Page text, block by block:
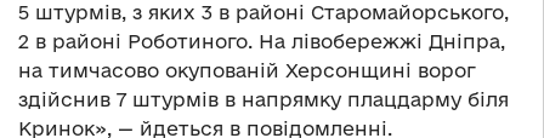
5 штурмів, з яких 3 в районі Старомайорського,
2 в районі Роботиного. На лівобережжі Дніпра,
на тимчасово окупованій Херсонщині ворог
здійснив 7 штурмів в напрямку плацдарму біля
Кринок», — йдеться в повідомленні.